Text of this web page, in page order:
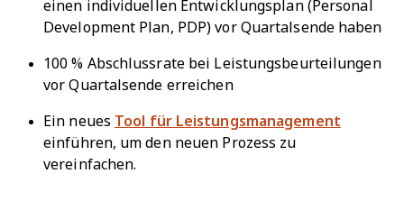
einen individuellen Entwicklungsplan (Personal
Development Plan, PDP) vor Quartalsende haben
100 % Abschlussrate bei Leistungsbeurteilungen
vor Quartalsende erreichen
Ein neues Tool für Leistungsmanagement
einführen, um den neuen Prozess zu
vereinfachen.